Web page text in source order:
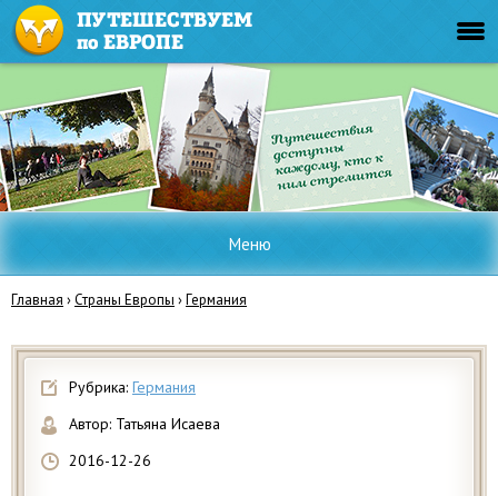
Меню
Главная ›Страны Европы ›Германия
Рубрика: Германия
Автор: Татьяна Исаева
2016-12-26